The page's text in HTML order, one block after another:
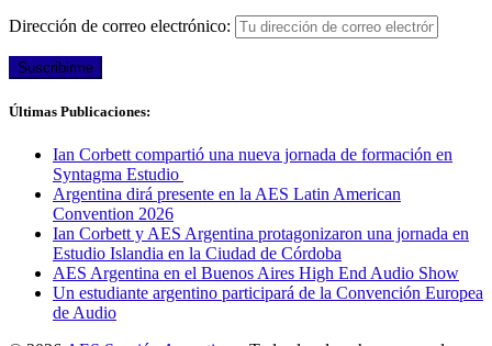
Dirección de correo electrónico:
Últimas Publicaciones:
Ian Corbett compartió una nueva jornada de formación en
Syntagma Estudio
Argentina dirá presente en la AES Latin American
Convention 2026
Ian Corbett y AES Argentina protagonizaron una jornada en
Estudio Islandia en la Ciudad de Córdoba
AES Argentina en el Buenos Aires High End Audio Show
Un estudiante argentino participará de la Convención Europea
de Audio